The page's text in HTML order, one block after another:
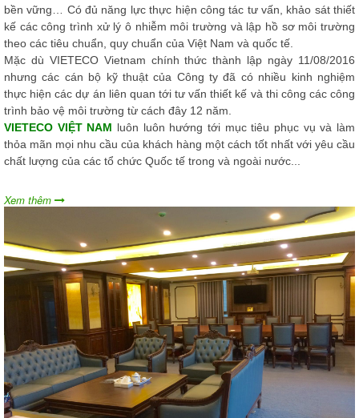
bền vững… Có đủ năng lực thực hiện công tác tư vấn, khảo sát thiết
kế các công trình xử lý ô nhiễm môi trường và lập hồ sơ môi trường
theo các tiêu chuẩn, quy chuẩn của Việt Nam và quốc tế.
Mặc dù VIETECO Vietnam chính thức thành lập ngày 11/08/2016
nhưng các cán bộ kỹ thuật của Công ty đã có nhiều kinh nghiệm
thực hiện các dự án liên quan tới tư vấn thiết kế và thi công các công
trình bảo vệ môi trường từ cách đây 12 năm.
VIETECO VIỆT NAM luôn luôn hướng tới mục tiêu phục vụ và làm
thỏa mãn mọi nhu cầu của khách hàng một cách tốt nhất với yêu cầu
chất lượng của các tổ chức Quốc tế trong và ngoài nước...
Xem thêm